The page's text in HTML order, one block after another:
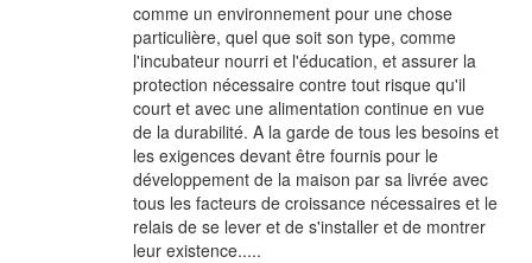
comme un environnement pour une chose
particulière, quel que soit son type, comme
l'incubateur nourri et l'éducation, et assurer la
protection nécessaire contre tout risque qu'il
court et avec une alimentation continue en vue
de la durabilité. A la garde de tous les besoins et
les exigences devant être fournis pour le
développement de la maison par sa livrée avec
tous les facteurs de croissance nécessaires et le
relais de se lever et de s'installer et de montrer
leur existence.....